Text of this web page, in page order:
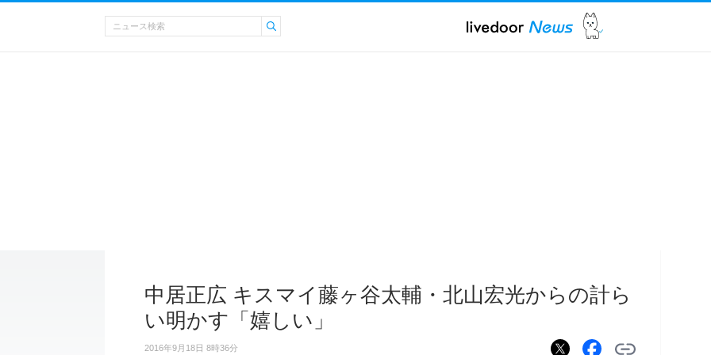
中居正広 キスマイ藤ヶ谷太輔・北山宏光からの計ら
い明かす「嬉しい」
2016年9月18日 8時36分